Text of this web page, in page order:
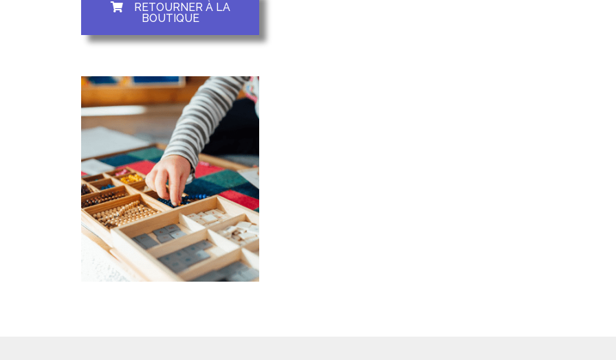
RETOURNER À LA
BOUTIQUE